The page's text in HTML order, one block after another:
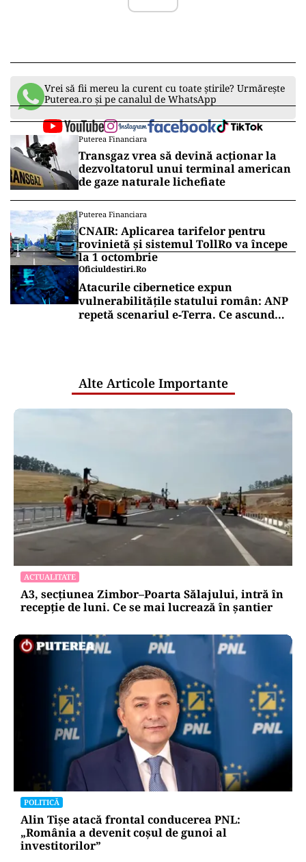
Vrei să fii mereu la curent cu toate știrile? Urmărește
Puterea.ro și pe canalul de WhatsApp
Puterea Financiara
Transgaz vrea să devină acționar la
dezvoltatorul unui terminal american
de gaze naturale lichefiate
Puterea Financiara
CNAIR: Aplicarea tarifelor pentru
rovinietă și sistemul TollRo va începe
la 1 octombrie
Oficiuldestiri.ro
Atacurile cibernetice expun
vulnerabilitățile statului român: ANP
repetă scenariul e‑Terra. Ce ascund
Alte Articole Importante
ACTUALITATE
A3, secțiunea Zimbor–Poarta Sălajului, intră în
recepție de luni. Ce se mai lucrează în șantier
POLITICĂ
Alin Tișe atacă frontal conducerea PNL:
„România a devenit coșul de gunoi al
investitorilor”